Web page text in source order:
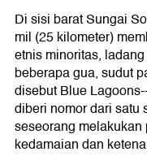
Di sisi barat Sungai
mil (25 kilometer)
etnis minoritas,
beberapa gua, sudut
disebut Blue
diberi nomor dari satu
seseorang
kedamaian dan